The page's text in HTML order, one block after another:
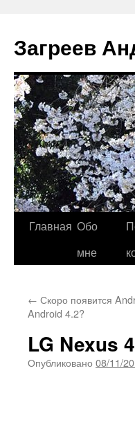
содержимому
Загреев
Главная Обо
мне
← Скоро появится
Android 4.2?
LG Nexus
Опубликовано 08/11/